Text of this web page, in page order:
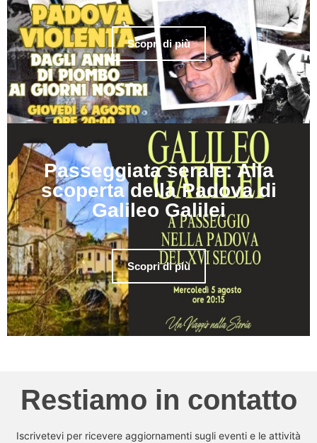
Scopri di più
Passeggiata serale: Alla
scoperta della Padova di
Galileo Galilei
Scopri di più
Restiamo in contatto
Iscrivetevi per ricevere aggiornamenti sugli eventi e le attività